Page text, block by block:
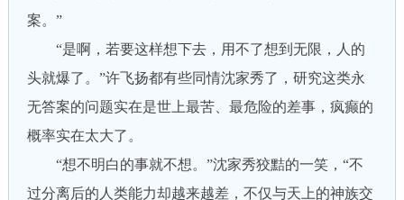
案。”
“是啊，若要这样想下去，用不了想到无限，人的
头就爆了。”许飞扬都有些同情沈家秀了，研究这类永
无答案的问题实在是世上最苦、最危险的差事，疯癫的
概率实在太大了。
“想不明白的事就不想。”沈家秀狡黠的一笑，“不
过分离后的人类能力却越来越差，不仅与天上的神族交